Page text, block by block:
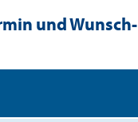
und Wunsch-